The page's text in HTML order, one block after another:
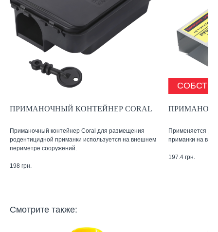
ПРИМАНОЧНЫЙ КОНТЕЙНЕР CORAL
Приманочный контейнер Coral для размещения
родентицидной приманки используется на внешнем
периметре сооружений.
198 грн.
Применяется
приманки на
197.4 грн.
Смотрите также: